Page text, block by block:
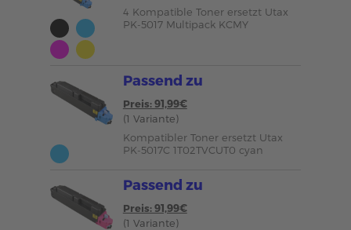
4 Kompatible Toner ersetzt Utax
PK-5017 Multipack KCMY
Passend zu
Preis: 91,99€
(1 Variante)
Kompatibler Toner ersetzt Utax
PK-5017C 1T02TVCUT0 cyan
Passend zu
Preis: 91,99€
(1 Variante)